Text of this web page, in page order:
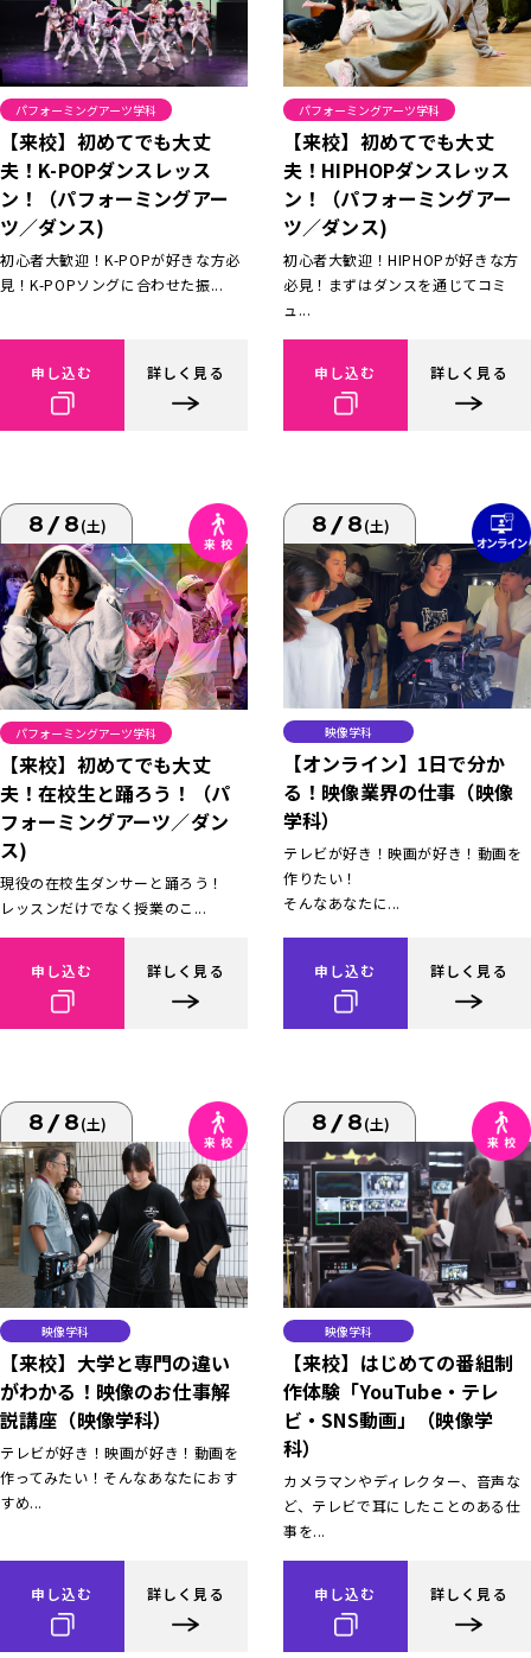
パフォーミングアーツ学科
【来校】初めてでも大丈
夫！K-POPダンスレッス
ン！（パフォーミングアー
ツ／ダンス)
初心者大歓迎！K-POPが好きな方必
見！K-POPソングに合わせた振...
申し込む 詳しく見る
パフォーミングアーツ学科
【来校】初めてでも大丈
夫！HIPHOPダンスレッス
ン！（パフォーミングアー
ツ／ダンス)
初心者大歓迎！HIPHOPが好きな方
必見！まずはダンスを通じてコミ
ュ...
申し込む 詳しく見る
8/8(土)
パフォーミングアーツ学科
【来校】初めてでも大丈
夫！在校生と踊ろう！（パ
フォーミングアーツ／ダン
ス)
現役の在校生ダンサーと踊ろう！
レッスンだけでなく授業のこ...
申し込む 詳しく見る
8/8(土)
映像学科
【オンライン】1日で分か
る！映像業界の仕事（映像
学科）
テレビが好き！映画が好き！動画を
作りたい！
そんなあなたに...
申し込む 詳しく見る
8/8(土)
映像学科
【来校】大学と専門の違い
がわかる！映像のお仕事解
説講座（映像学科）
テレビが好き！映画が好き！動画を
作ってみたい！そんなあなたにおす
すめ...
申し込む 詳しく見る
8/8(土)
映像学科
【来校】はじめての番組制
作体験「YouTube・テレ
ビ・SNS動画」（映像学
科）
カメラマンやディレクター、音声な
ど、テレビで耳にしたことのある仕
事を...
申し込む 詳しく見る